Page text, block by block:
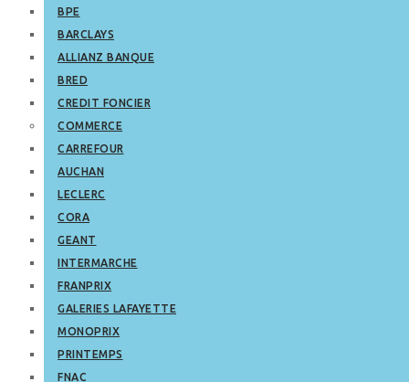
BPE
BARCLAYS
ALLIANZ BANQUE
BRED
CREDIT FONCIER
COMMERCE
CARREFOUR
AUCHAN
LECLERC
CORA
GEANT
INTERMARCHE
FRANPRIX
GALERIES LAFAYETTE
MONOPRIX
PRINTEMPS
FNAC